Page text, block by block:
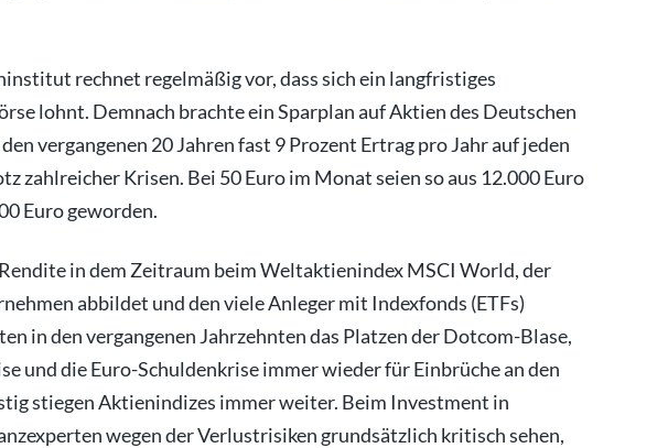
rechnet regelmäßig vor, dass sich ein langfristiges
lohnt. Demnach brachte ein Sparplan auf Aktien des Deutschen
vergangenen 20 Jahren fast 9 Prozent Ertrag pro Jahr auf jeden
zahlreicher Krisen. Bei 50 Euro im Monat seien so aus 12.000 Euro
Euro geworden.
in dem Zeitraum beim Weltaktienindex MSCI World, der
abbildet und den viele Anleger mit Indexfonds (ETFs)
in den vergangenen Jahrzehnten das Platzen der Dotcom-Blase,
und die Euro-Schuldenkrise immer wieder für Einbrüche an den
stiegen Aktienindizes immer weiter. Beim Investment in
wegen der Verlustrisiken grundsätzlich kritisch sehen,